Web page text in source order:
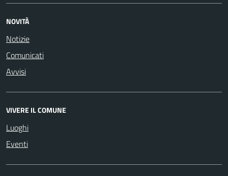
NOVITÀ
Notizie
Comunicati
Avvisi
VIVERE IL COMUNE
Luoghi
Eventi